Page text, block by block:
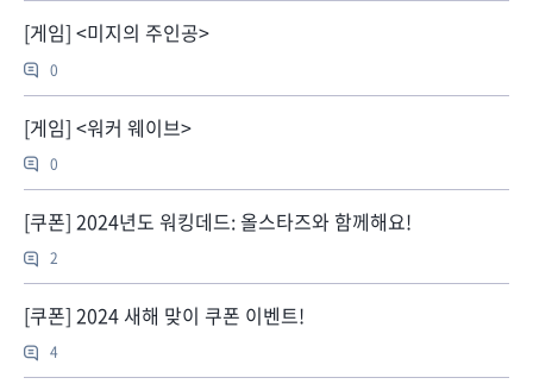
[게임] <미지의 주인공>
0
[게임] <워커 웨이브>
0
[쿠폰] 2024년도 워킹데드: 올스타즈와 함께해요!
2
[쿠폰] 2024 새해 맞이 쿠폰 이벤트!
4